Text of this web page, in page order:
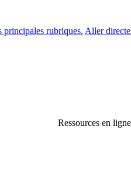
principales rubriques. Aller
Ressources en ligne